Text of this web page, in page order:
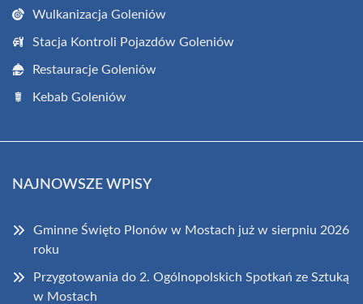
Wulkanizacja Goleniów
Stacja Kontroli Pojazdów Goleniów
Restauracje Goleniów
Kebab Goleniów
NAJNOWSZE WPISY
Gminne Święto Plonów w Mostach już w sierpniu 2026
roku
Przygotowania do 2. Ogólnopolskich Spotkań ze Sztuką
w Mostach